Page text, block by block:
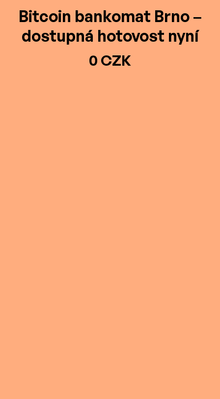
Bitcoin bankomat Brno –
dostupná hotovost nyní
0 CZK